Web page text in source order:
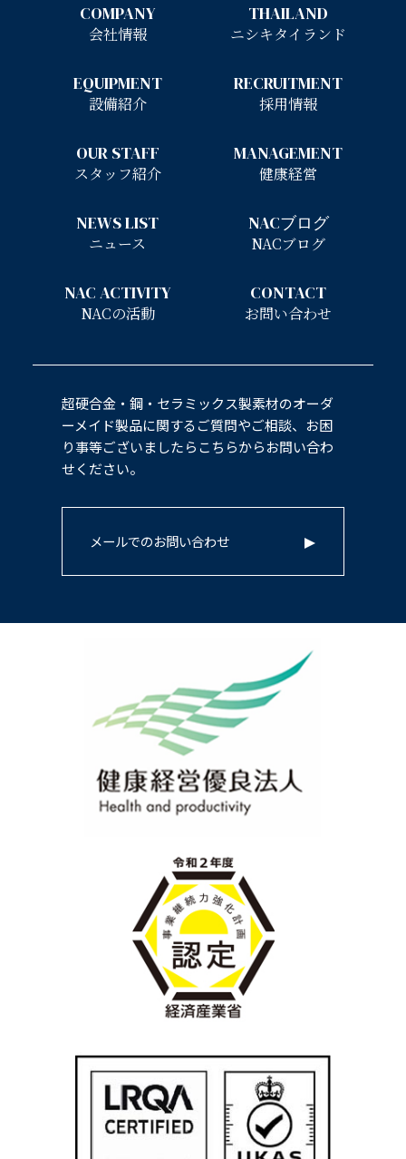
COMPANY
会社情報
THAILAND
ニシキタイランド
EQUIPMENT
設備紹介
RECRUITMENT
採用情報
OUR STAFF
スタッフ紹介
MANAGEMENT
健康経営
NEWS LIST
ニュース
NACブログ
NACブログ
NAC ACTIVITY
NACの活動
CONTACT
お問い合わせ
超硬合金・鋼・セラミックス製素材のオーダ
ーメイド製品に関するご質問やご相談、お困
り事等ございましたらこちらからお問い合わ
せください。
メールでのお問い合わせ